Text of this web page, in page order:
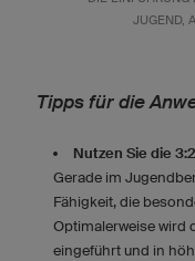
JUGEND,
Tipps für die
Nutzen Sie die
Gerade im
Fähigkeit, die
Optimalerweise wird
eingeführt und in